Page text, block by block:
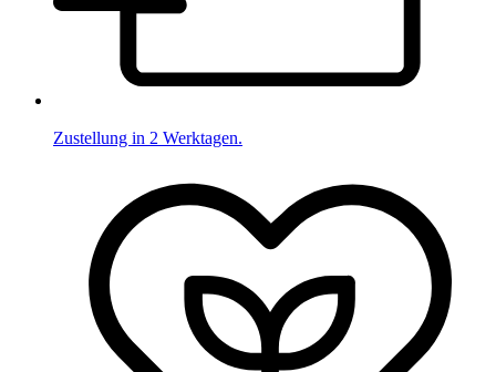
Zustellung in 2 Werktagen.